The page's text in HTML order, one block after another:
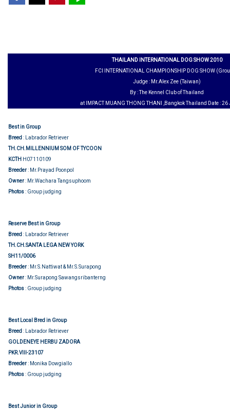
THAILAND INTERNATIONAL DOG SHOW 2010
FCI INTERNATIONAL CHAMPIONSHIP DOG SHOW
Judge : Mr.Alex Zee (Taiwan)
By : The Kennel Club of Thailand
at IMPACT MUANG THONG THANI ,Bangkok Thailand Date : 26
Best in Group
Breed : Labrador Retriever
TH.CH.MILLENNIUM SOM OF TYCOON
KCTH H07110109
Breeder: Mr.Prayad Poonpol
Owner: Mr.Wachara Tangsuphoom
Photos: Group judging
Reserve Best in Group
Breed : Labrador Retriever
TH.CH.SANTA LEGA NEW YORK
SH11/0006
Breeder: Mr.S.Nattiwat & Mr.S.Surapong
Owner: Mr.Surapong Sawangsribanterng
Photos: Group judging
Best Local Bred in Group
Breed : Labrador Retriever
GOLDENEYE HERBU ZADORA
PKR.VIII-23107
Breeder: Monika Dowgiallo
Photos: Group judging
Best Junior in Group